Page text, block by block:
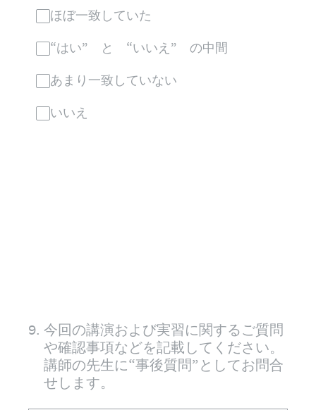
ほぼ一致していた
“はい” と “いいえ” の中間
あまり一致していない
いいえ
9. 今回の講演および実習に関するご質問
や確認事項などを記載してください。
講師の先生に“事後質問”としてお問合
せします。